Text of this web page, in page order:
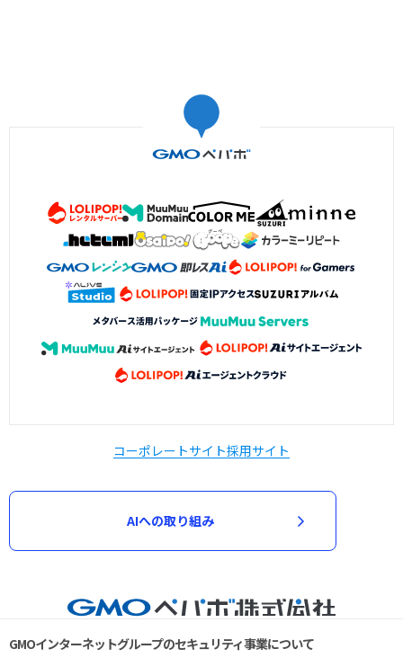
コーポレートサイト採用サイト
AIへの取り組み
GMOインターネットグループのセキュリティ事業について